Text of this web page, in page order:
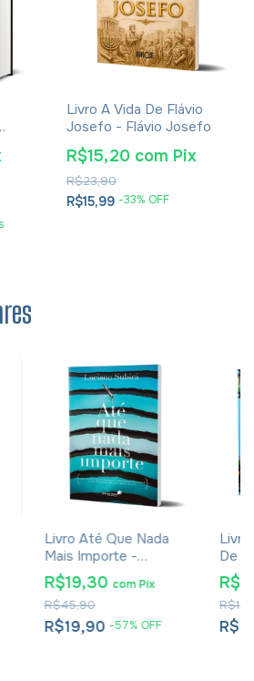
Livro A Vida De Flávio
Josefo - Flávio Josefo
R$15,99 -33% OFF
R$23,90
R$15,20 com Pix
Livro Até Que Nada
Mais Importe -
Luciano Subirá
R$19,90 -57% OFF
R$45,90
R$19,30 com Pix
De
Bíblia